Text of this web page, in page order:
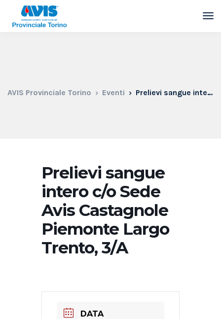
AVIS Provinciale Torino Eventi Prelievi sangue intero c/o Sede Avis Castagnole Piemonte Largo Trento, 3/A
Prelievi sangue
intero c/o Sede
Avis Castagnole
Piemonte Largo
Trento, 3/A
DATA